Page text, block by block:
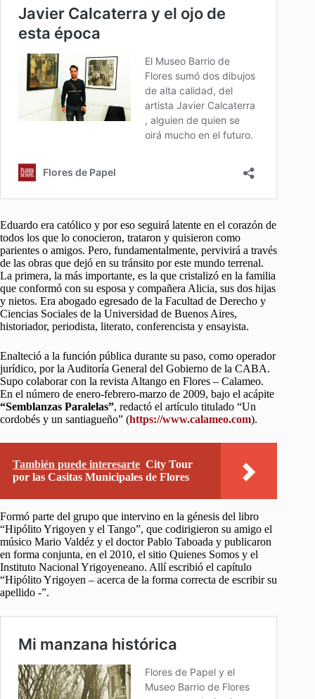
Eduardo era católico y por eso seguirá latente en el corazón de
todos los que lo conocieron, trataron y quisieron como
parientes o amigos. Pero, fundamentalmente, pervivirá a través
de las obras que dejó en su tránsito por este mundo terrenal.
La primera, la más importante, es la que cristalizó en la familia
que conformó con su esposa y compañera Alicia, sus dos hijas
y nietos. Era abogado egresado de la Facultad de Derecho y
Ciencias Sociales de la Universidad de Buenos Aires,
historiador, periodista, literato, conferencista y ensayista.
Enalteció a la función pública durante su paso, como operador
jurídico, por la Auditoría General del Gobierno de la CABA.
Supo colaborar con la revista Altango en Flores – Calameo.
En el número de enero-febrero-marzo de 2009, bajo el acápite
“Semblanzas Paralelas”, redactó el artículo titulado “Un
cordobés y un santiagueño” (https://www.calameo.com).
También puede interesarte City Tour
por las Casitas Municipales de Flores
Formó parte del grupo que intervino en la génesis del libro
“Hipólito Yrigoyen y el Tango”, que codirigieron su amigo el
músico Mario Valdéz y el doctor Pablo Taboada y publicaron
en forma conjunta, en el 2010, el sitio Quienes Somos y el
Instituto Nacional Yrigoyeneano. Allí escribió el capítulo
“Hipólito Yrigoyen – acerca de la forma correcta de escribir su
apellido -”.